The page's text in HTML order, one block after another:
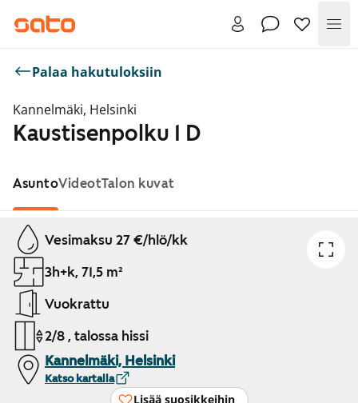
Palaa hakutuloksiin
Kannelmäki, Helsinki
Kaustisenpolku 1 D
AsuntoVideotTalon kuvat
Näytetään dia 1 / 1
Vesimaksu 27 €/hlö/kk
3h+k, 71,5 m²
Vuokrattu
2/8 , talossa hissi
Kannelmäki, Helsinki
Katso kartalla
Lisää suosikkeihin